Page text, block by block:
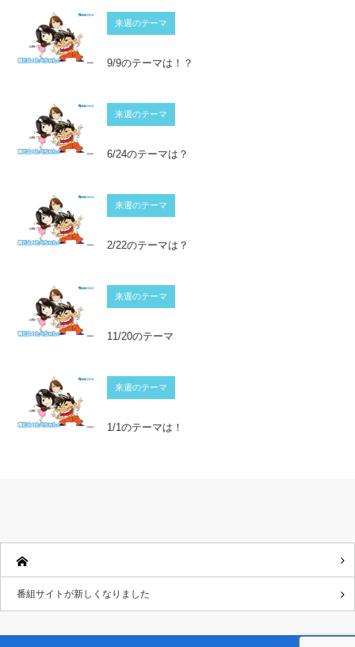
来週のテーマ
9/9のテーマは！？
来週のテーマ
6/24のテーマは？
来週のテーマ
2/22のテーマは？
来週のテーマ
11/20のテーマ
来週のテーマ
1/1のテーマは！
番組サイトが新しくなりました